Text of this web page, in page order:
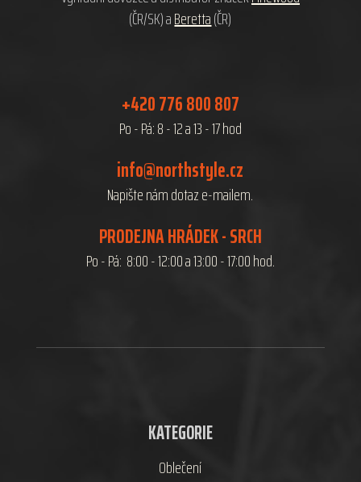
(ČR/SK) aBeretta(ČR)
+420 776 800 807
Po - Pá: 8 - 12 a 13 - 17 hod
info@northstyle.cz
Napište nám dotaz e-mailem.
PRODEJNA HRÁDEK - SRCH
Po - Pá: 8:00 - 12:00 a 13:00 - 17:00 hod.
KATEGORIE
Oblečení